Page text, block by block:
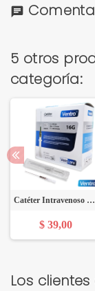
chat
5 otros
categoría:
Catéter Intravenoso Ventro Nro. 16 (E) - Caja x 50 Unidades - VEINCARE
$ 39,00
Los